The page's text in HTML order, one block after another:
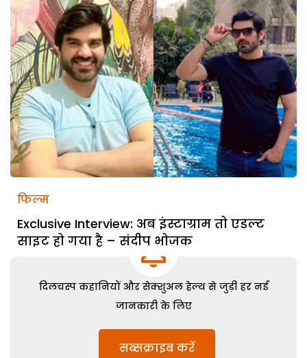
फिल्म
Exclusive Interview: अब इंस्टाग्राम तो एडल्ट
साइट हो गया है – संदीप भोजक
दिलचस्प कहानियों और सेक्शुअल हेल्थ से जुड़ी हर नई
जानकारी के लिए
सब्सक्राइब करें